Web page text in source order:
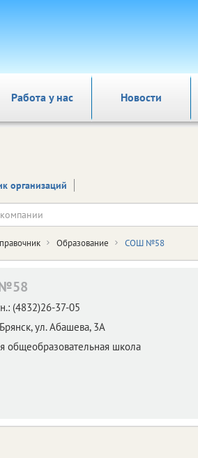
Работа у нас Новости
организаций
Образование СОШ №58
(4832)26-37-05
Брянск,ул. Абашева, 3А
общеобразовательная школа